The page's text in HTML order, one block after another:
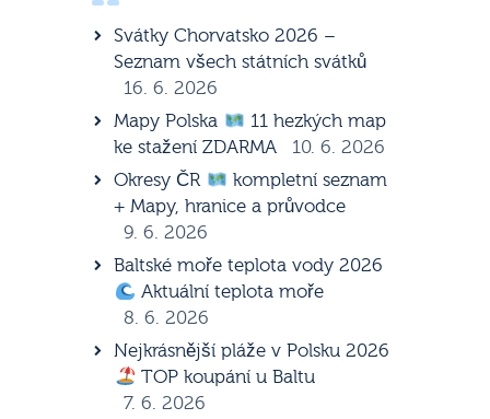
Svátky Chorvatsko 2026 –
Seznam všech státních svátků
16. 6. 2026
Mapy Polska
11 hezkých map
ke stažení ZDARMA
10. 6. 2026
Okresy ČR
kompletní seznam
+ Mapy, hranice a průvodce
9. 6. 2026
Baltské moře teplota vody 2026
Aktuální teplota moře
8. 6. 2026
Nejkrásnější pláže v Polsku 2026
TOP koupání u Baltu
7. 6. 2026